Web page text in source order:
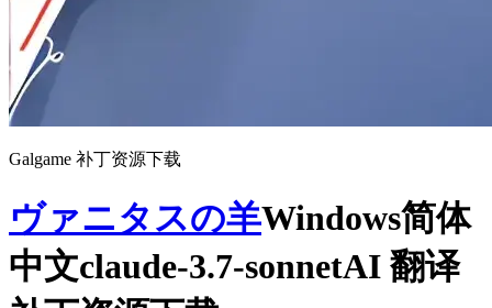
Galgame 补丁资源下载
ヴァニタスの羊Windows简体
中文claude-3.7-sonnetAI 翻译